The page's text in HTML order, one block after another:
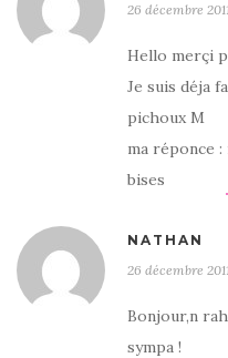
26 décembre
Hello merçi
Je suis déja
pichoux M
ma réponce
bises
NATHAN
26 décembre
Bonjour,n
sympa !